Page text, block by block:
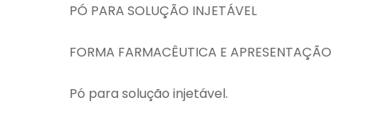
PÓ PARA SOLUÇÃO INJETÁVEL
FORMA FARMACÊUTICA E APRESENTAÇÃO
Pó para solução injetável.